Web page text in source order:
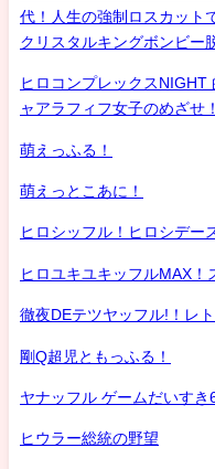
代！人生の強制ロスカット
クリスタルキングボンビー
ヒロコンプレックス
ャアラフィフ女子のめざせ
萌えっふる！
萌えっとこあに！
ヒロシッフル！ヒロシデー
ヒロユキユキッフルMAX！
徹夜DEテツヤッフル!！レト
剛Q超児ともっふる！
ヤナッフル ゲームだいすき
ヒウラー総統の野望